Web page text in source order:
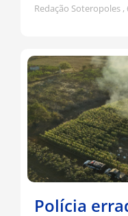
Redação Soteropoles
Polícia